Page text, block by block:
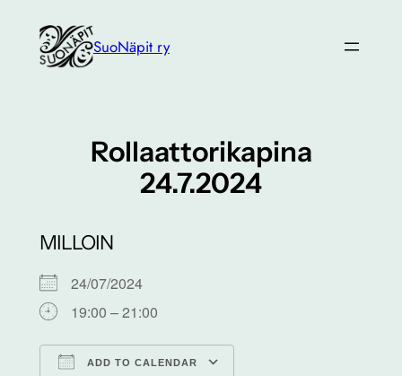
sisältöön
SuoNäpit ry
Rollaattorikapina
24.7.2024
MILLOIN
24/07/2024
19:00 – 21:00
ADD TO CALENDAR